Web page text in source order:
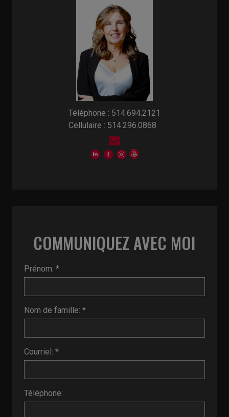
Téléphone : 514.694.2121
Cellulaire : 514.296.0868
COMMUNIQUEZ AVEC MOI
Prénom: *
Nom de famille: *
Courriel: *
Téléphone: